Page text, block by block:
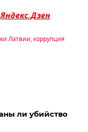
Яндекс.Дзен
Латвии, коррупция
ли убийство